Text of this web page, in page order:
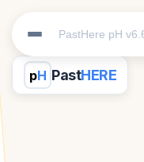
pH PastHERE